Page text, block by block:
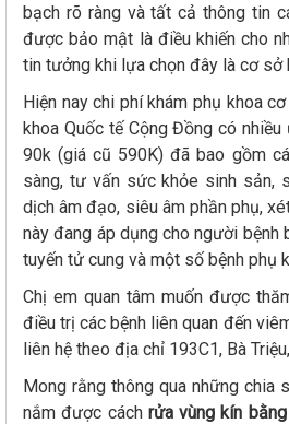
bạch rõ ràng và tất cả thông tin
được bảo mật là điều khiến cho
tin tưởng khi lựa chọn đây là cơ sở
Hiện nay chi phí khám phụ khoa
khoa Quốc tế Cộng Đồng có
90k (giá cũ 590K) đã bao gồm
sàng, tư vấn sức khỏe sinh sản,
dịch âm đạo, siêu âm phần phụ,
này đang áp dụng cho người
tuyến tử cung và một số bệnh phụ
Chị em quan tâm muốn được
điều trị các bệnh liên quan đến
liên hệ theo địa chỉ 193C1, Bà
Mong rằng thông qua những chia
nắm được cách rửa vùng kín bằng